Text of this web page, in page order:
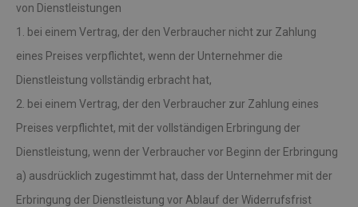
von Dienstleistungen
1. bei einem Vertrag, der den Verbraucher nicht zur Zahlung
eines Preises verpflichtet, wenn der Unternehmer die
Dienstleistung vollständig erbracht hat,
2. bei einem Vertrag, der den Verbraucher zur Zahlung eines
Preises verpflichtet, mit der vollständigen Erbringung der
Dienstleistung, wenn der Verbraucher vor Beginn der Erbringung
a) ausdrücklich zugestimmt hat, dass der Unternehmer mit der
Erbringung der Dienstleistung vor Ablauf der Widerrufsfrist